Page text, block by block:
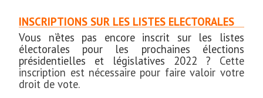
INSCRIPTIONS SUR LES LISTES ELECTORALES
Vous n’êtes pas encore inscrit sur les listes
électorales pour les prochaines élections
présidentielles et législatives 2022 ? Cette
inscription est nécessaire pour faire valoir votre
droit de vote.